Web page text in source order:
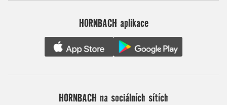
HORNBACH aplikace
HORNBACH na sociálních sítích